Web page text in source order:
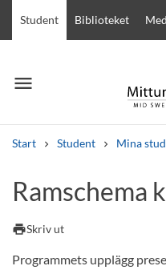
Student Biblioteket
menu
Meny
Start Student Mina
Andra söktjänster
Kurser och program
Ramschema
printSkriv ut
Programmets upplägg